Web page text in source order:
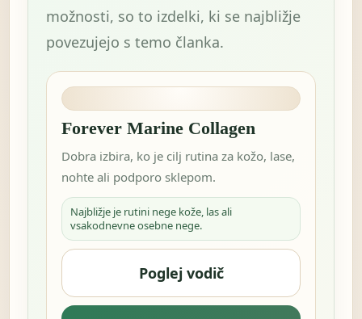
možnosti, so to izdelki, ki se najbližje
povezujejo s temo članka.
Forever Marine Collagen
Dobra izbira, ko je cilj rutina za kožo, lase,
nohte ali podporo sklepom.
Najbližje je rutini nege kože, las ali
vsakodnevne osebne nege.
Poglej vodič